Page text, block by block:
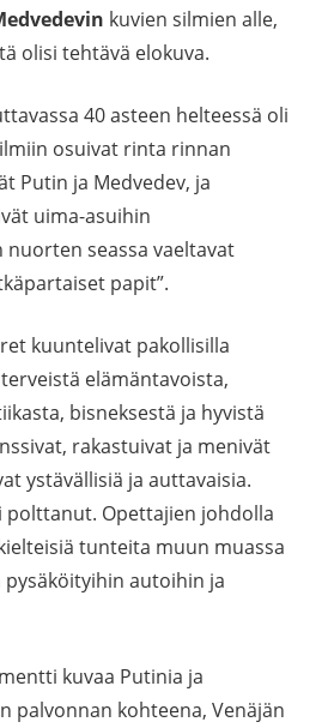
kuvien silmien alle,
olisi tehtävä elokuva.
40 asteen helteessä oli
osuivat rinta rinnan
Putin ja Medvedev, ja
uima-asuihin
seassa vaeltavat
papit”.
kuuntelivat pakollisilla
elämäntavoista,
bisneksestä ja hyvistä
rakastuivat ja menivät
ystävällisiä ja auttavaisia.
polttanut. Opettajien johdolla
tunteita muun muassa
autoihin ja
kuvaa Putinia ja
palvonnan kohteena, Venäjän